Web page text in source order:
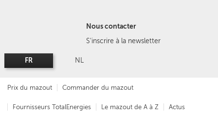
Nous contacter
S'inscrire à la newsletter
FR NL
Prix du mazout Commander du mazout
Fournisseurs TotalEnergies Le mazout de A à Z Actus